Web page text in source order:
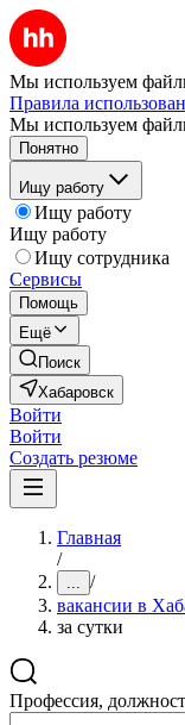
Мы используем
Правила
Мы используем
Понятно
Ищу работу
Ищу работу
Ищу работу
Ищу сотрудника
Сервисы
Помощь
Ещё
Поиск
Хабаровск
Войти
Войти
Создать резюме
Главная
/
... /
вакансии в
за сутки
Профессия,